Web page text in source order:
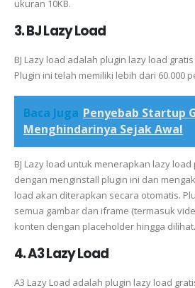
ukuran 10KB.
3. BJ Lazy Load
BJ Lazy load adalah plugin lazy load
Plugin ini telah memiliki lebih dari 60.000
Baca Juga Penyebab Startup
Menghindarinya Sejak Awal
BJ Lazy load untuk menerapkan lazy
dengan menginstall plugin ini dan
load akan diterapkan secara otomatis.
semua gambar dan iframe (termasuk
konten dengan placeholder hingga dilihat.
4. A3 Lazy Load
A3 Lazy Load adalah plugin lazy load